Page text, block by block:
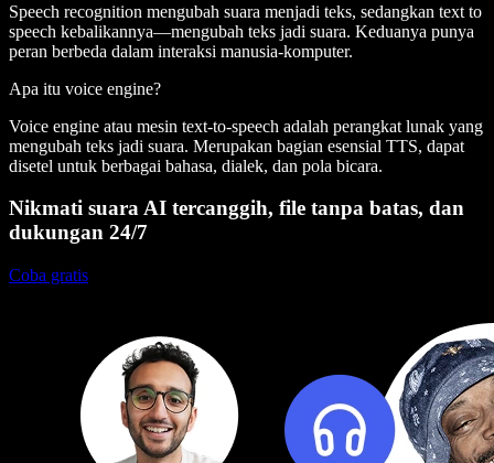
Speech recognition mengubah suara menjadi teks, sedangkan text to
speech kebalikannya—mengubah teks jadi suara. Keduanya punya
peran berbeda dalam interaksi manusia-komputer.
Apa itu voice engine?
Voice engine atau mesin text-to-speech adalah perangkat lunak yang
mengubah teks jadi suara. Merupakan bagian esensial TTS, dapat
disetel untuk berbagai bahasa, dialek, dan pola bicara.
Nikmati suara AI tercanggih, file tanpa batas, dan
dukungan 24/7
Coba gratis